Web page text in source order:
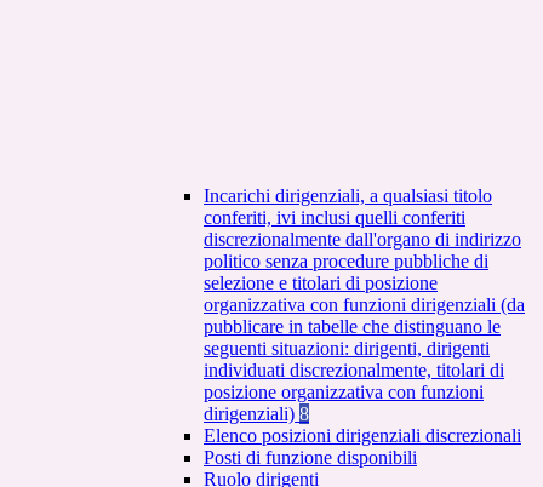
Incarichi dirigenziali, a qualsiasi titolo
conferiti, ivi inclusi quelli conferiti
discrezionalmente dall'organo di indirizzo
politico senza procedure pubbliche di
selezione e titolari di posizione
organizzativa con funzioni dirigenziali (da
pubblicare in tabelle che distinguano le
seguenti situazioni: dirigenti, dirigenti
individuati discrezionalmente, titolari di
posizione organizzativa con funzioni
dirigenziali) 8
Elenco posizioni dirigenziali discrezionali
Posti di funzione disponibili
Ruolo dirigenti